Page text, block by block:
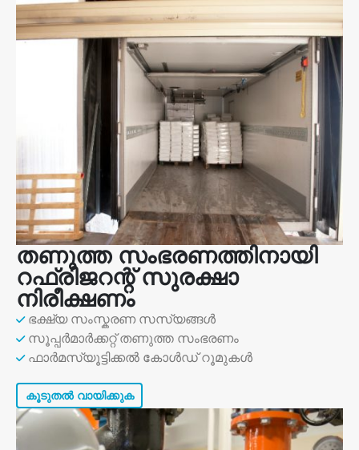
തണുത്ത സംഭരണത്തിനായി
റഫ്രിജറന്റ് സുരക്ഷാ
നിരീക്ഷണം
ഭക്ഷ്യ സംസ്കരണ സസ്യങ്ങൾ
സൂപ്പർമാർക്കറ്റ് തണുത്ത സംഭരണം
ഫാർമസ്യൂട്ടിക്കൽ കോൾഡ് റൂമുകൾ
കൂടുതൽ വായിക്കുക